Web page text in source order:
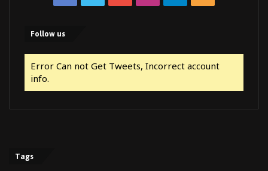
Follow us
Error Can not Get Tweets, Incorrect account
info.
Tags